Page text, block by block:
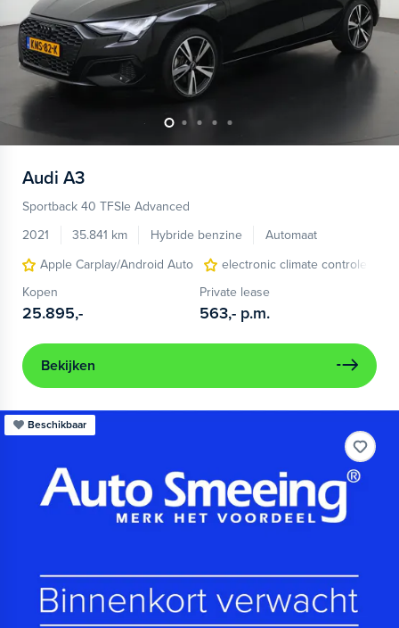
Audi A3
Sportback 40 TFSIe Advanced
2021
35.841 km Hybride benzine
Automaat
Apple Carplay/Android Auto
electronic climate controle
Kopen
25.895,-
Private lease
563,- p.m.
Bekijken
Beschikbaar